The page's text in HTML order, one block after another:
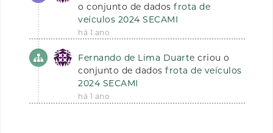
o conjunto de dados frota de
veículos 2024 SECAMI
há 1 ano
Fernando de Lima Duarte criou o
conjunto de dados frota de veículos
2024 SECAMI
há 1 ano